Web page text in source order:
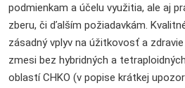
podmienkam a účelu využitia, ale aj
zberu, či ďalším požiadavkám.
zásadný vplyv na úžitkovosť a
zmesi bez hybridných a
oblastí CHKO (v popise krátkej